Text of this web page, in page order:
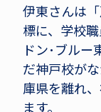
伊東さんは
標に、学校
ドン･ブルー
だ神戸校が
庫県を離れ
ます。